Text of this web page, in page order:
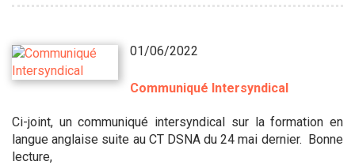
01/06/2022
Communiqué Intersyndical
Ci-joint, un communiqué intersyndical sur la formation en
langue anglaise suite au CT DSNA du 24 mai dernier. Bonne
lecture,